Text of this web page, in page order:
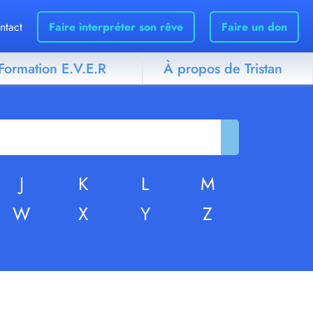
Faire interpréter son rêve Faire un don
E.V.E.R À propos de Tristan
J K L
M
W X Y Z